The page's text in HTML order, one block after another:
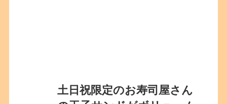
土日祝限定のお寿司屋さん